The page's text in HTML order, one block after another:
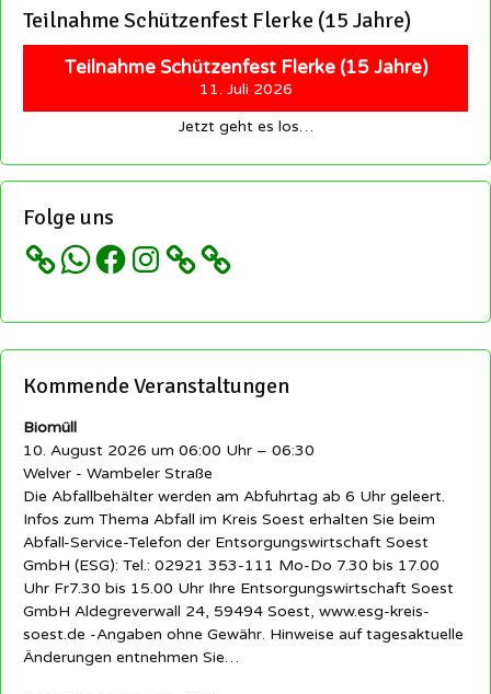
Teilnahme Schützenfest Flerke (15 Jahre)
Teilnahme Schützenfest Flerke (15 Jahre)
11. Juli 2026
Jetzt geht es los…
Folge uns
WhatsApp
FacebookInstagram
Kommende Veranstaltungen
Biomüll
10. August 2026 um 06:00 Uhr – 06:30
Welver - Wambeler Straße
Die Abfallbehälter werden am Abfuhrtag ab 6 Uhr geleert.
Infos zum Thema Abfall im Kreis Soest erhalten Sie beim
Abfall-Service-Telefon der Entsorgungswirtschaft Soest
GmbH (ESG): Tel.: 02921 353-111 Mo-Do 7.30 bis 17.00
Uhr Fr7.30 bis 15.00 Uhr Ihre Entsorgungswirtschaft Soest
GmbH Aldegreverwall 24, 59494 Soest, www.esg-kreis-
soest.de -Angaben ohne Gewähr. Hinweise auf tagesaktuelle
Änderungen entnehmen Sie…